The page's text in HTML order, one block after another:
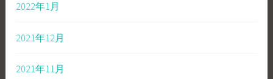
2022年1月
2021年12月
2021年11月